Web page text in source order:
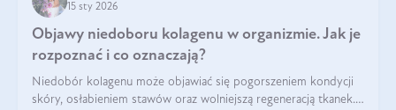
15 sty 2026
Objawy niedoboru kolagenu w organizmie. Jak je
rozpoznać i co oznaczają?
Niedobór kolagenu może objawiać się pogorszeniem kondycji
skóry, osłabieniem stawów oraz wolniejszą regeneracją tkanek.